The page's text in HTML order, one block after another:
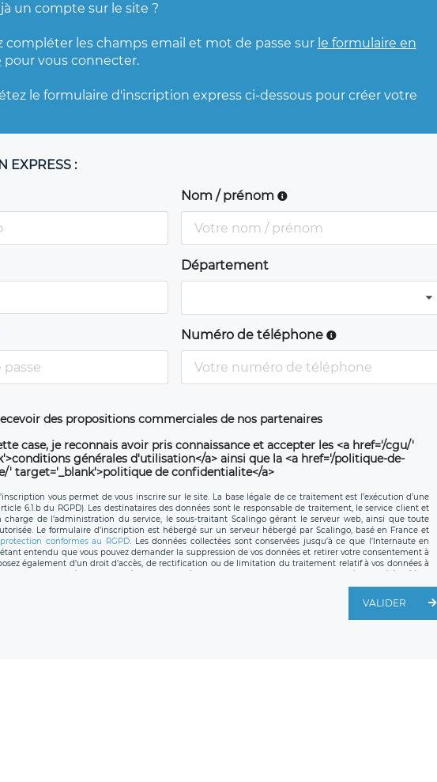
un compte sur le site ?
compléter les champs email et mot de passe sur le formulaire en
pour vous connecter.
le formulaire d'inscription express ci-dessous pour créer votre
EXPRESS :
Nom / prénom
Département
Numéro de téléphone
des propositions commerciales de nos partenaires
case, je reconnais avoir pris connaissance et accepter les <a href='/cgu/'
générales d'utilisation</a> ainsi que la <a href='/politique-de-
' target='_blank'>politique de confidentialite</a>
vous permet de vous inscrire sur le site. La base légale de ce traitement est l’exécution d’une
6.1.b du RGPD). Les destinataires des données sont le responsable de traitement, le service client et
charge de l’administration du service, le sous-traitant Scalingo gérant le serveur web, ainsi que toute
Le formulaire d’inscription est hébergé sur un serveur hébergé par Scalingo, basé en France et
conformes au RGPD. Les données collectées sont conservées jusqu’à ce que l’Internaute en
entendu que vous pouvez demander la suppression de vos données et retirer votre consentement à
également d’un droit d’accès, de rectification ou de limitation du traitement relatif à vos données à
que d’un droit à la portabilité de vos données. Vous pouvez exercer ces droits auprès du délégué à la
de LÉGAVOX qui exerce au siège social de LÉGAVOX et est joignable à l’adresse mail suivante :
: responsabledetraitement@legavox.fr. Vous avez également le droit d’introduire une réclamation
VALIDER